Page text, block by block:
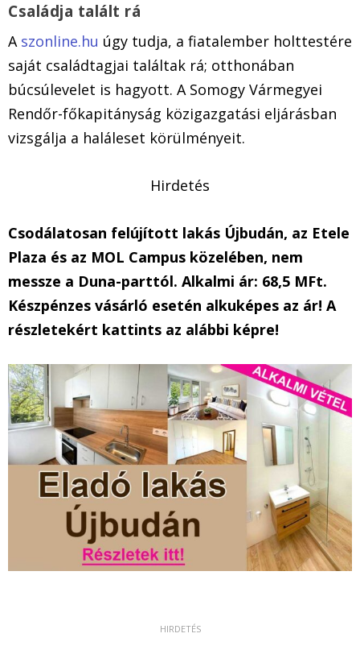
Családja talált rá
A szonline.hu úgy tudja, a fiatalember holttestére
saját családtagjai találtak rá; otthonában
búcsúlevelet is hagyott. A Somogy Vármegyei
Rendőr-főkapitányság közigazgatási eljárásban
vizsgálja a haláleset körülményeit.
Hirdetés
Csodálatosan felújított lakás Újbudán, az Etele
Plaza és az MOL Campus közelében, nem
messze a Duna-parttól. Alkalmi ár: 68,5 MFt.
Készpénzes vásárló esetén alkuképes az ár! A
részletekért kattints az alábbi képre!